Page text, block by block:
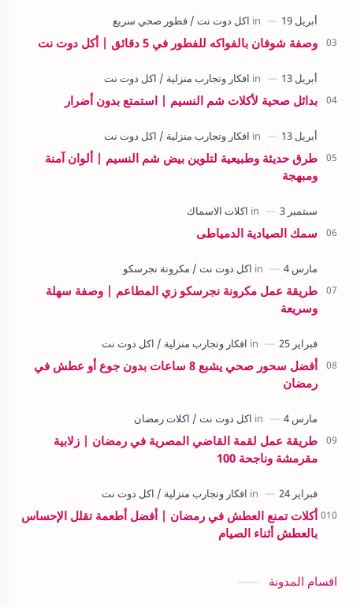
وصفة شوفان بالفواكه للفطور في 5 دقائق | أكل دوت نت
بدائل صحية لأكلات شم النسيم | استمتع بدون أضرار
طرق حديثة وطبيعية لتلوين بيض شم النسيم | ألوان آمنة
ومبهجة
سمك الصيادية الدمياطى
طريقة عمل مكرونة نجرسكو زي المطاعم | وصفة سهلة
وسريعة
أفضل سحور صحي يشبع 8 ساعات بدون جوع أو عطش في
رمضان
طريقة عمل لقمة القاضي المصرية في رمضان | زلابية
مقرمشة وناجحة 100
أكلات تمنع العطش في رمضان | أفضل أطعمة تقلل الإحساس
بالعطش أثناء الصيام
اقسام المدونة